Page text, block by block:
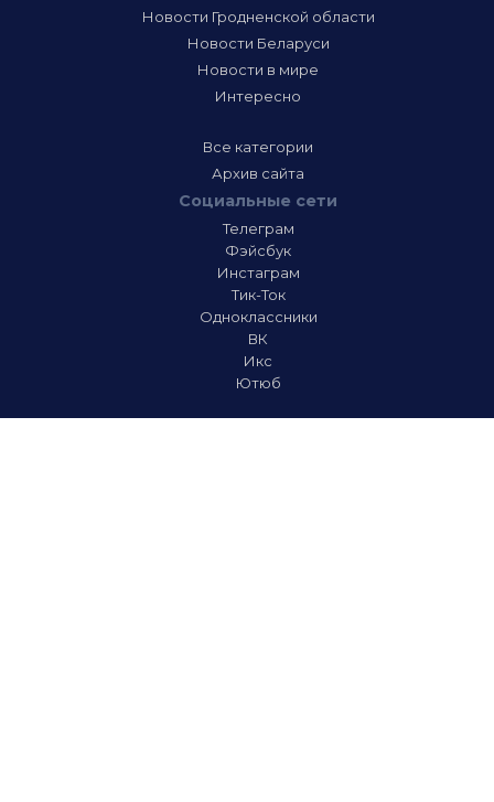
Новости Гродненской области
Новости Беларуси
Новости в мире
Интересно
Все категории
Архив сайта
Социальные сети
Телеграм
Фэйсбук
Инстаграм
Тик-Ток
Одноклассники
ВК
Икс
Ютюб